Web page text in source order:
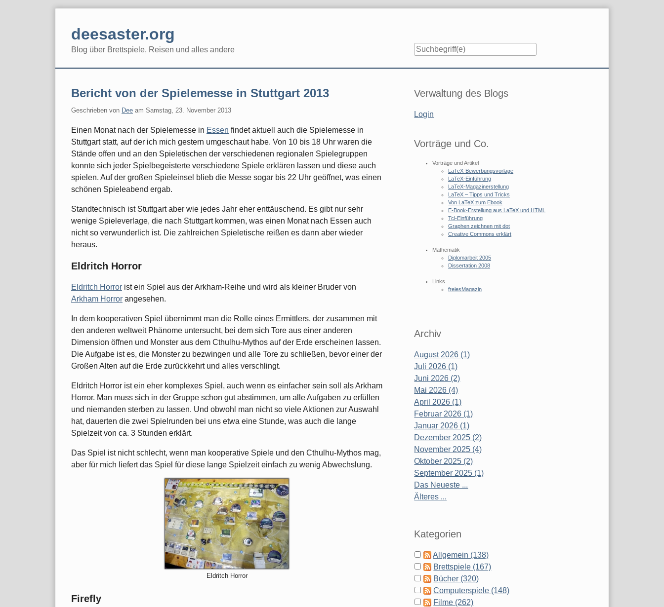
deesaster.org
Blog über Brettspiele, Reisen und alles andere
Bericht von der Spielemesse in Stuttgart 2013
Geschrieben von Dee am Samstag, 23. November 2013
Einen Monat nach der Spielemesse in Essen findet aktuell auch die Spielemesse in
Stuttgart statt, auf der ich mich gestern umgeschaut habe. Von 10 bis 18 Uhr waren die
Stände offen und an den Spieletischen der verschiedenen regionalen Spielegruppen
konnte sich jeder Spielbegeisterte verschiedene Spiele erklären lassen und diese auch
spielen. Auf der großen Spieleinsel blieb die Messe sogar bis 22 Uhr geöffnet, was einen
schönen Spieleabend ergab.
Standtechnisch ist Stuttgart aber wie jedes Jahr eher enttäuschend. Es gibt nur sehr
wenige Spieleverlage, die nach Stuttgart kommen, was einen Monat nach Essen auch
nicht so verwunderlich ist. Die zahlreichen Spieletische reißen es dann aber wieder
heraus.
Eldritch Horror
Eldritch Horror ist ein Spiel aus der Arkham-Reihe und wird als kleiner Bruder von
Arkham Horror angesehen.
In dem kooperativen Spiel übernimmt man die Rolle eines Ermittlers, der zusammen mit
den anderen weltweit Phänome untersucht, bei dem sich Tore aus einer anderen
Dimension öffnen und Monster aus dem Cthulhu-Mythos auf der Erde erscheinen lassen.
Die Aufgabe ist es, die Monster zu bezwingen und alle Tore zu schließen, bevor einer der
Großen Alten auf die Erde zurückkehrt und alles verschlingt.
Eldritch Horror ist ein eher komplexes Spiel, auch wenn es einfacher sein soll als Arkham
Horror. Man muss sich in der Gruppe schon gut abstimmen, um alle Aufgaben zu erfüllen
und niemanden sterben zu lassen. Und obwohl man nicht so viele Aktionen zur Auswahl
hat, dauerten die zwei Spielrunden bei uns etwa eine Stunde, was auch die lange
Spielzeit von ca. 3 Stunden erklärt.
Das Spiel ist nicht schlecht, wenn man kooperative Spiele und den Cthulhu-Mythos mag,
aber für mich liefert das Spiel für diese lange Spielzeit einfach zu wenig Abwechslung.
Eldritch Horror
Firefly
Seitenleiste
Verwaltung des Blogs
Login
Vorträge und Co.
Vorträge und Artikel
LaTeX-Bewerbungsvorlage
LaTeX-Einführung
LaTeX-Magazinerstellung
LaTeX – Tipps und Tricks
Von LaTeX zum Ebook
E-Book-Erstellung aus LaTeX und HTML
Tcl-Einführung
Graphen zeichnen mit dot
Creative Commons erklärt
Mathematik
Diplomarbeit 2005
Dissertation 2008
Links
freiesMagazin
Archiv
August 2026 (1)
Juli 2026 (1)
Juni 2026 (2)
Mai 2026 (4)
April 2026 (1)
Februar 2026 (1)
Januar 2026 (1)
Dezember 2025 (2)
November 2025 (4)
Oktober 2025 (2)
September 2025 (1)
Das Neueste ...
Älteres ...
Kategorien
Allgemein (138)
Brettspiele (167)
Bücher (320)
Computerspiele (148)
Filme (262)